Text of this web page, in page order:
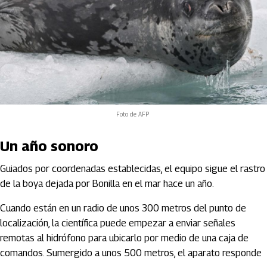
Foto de AFP
Un año sonoro
Guiados por coordenadas establecidas, el equipo sigue el rastro
de la boya dejada por Bonilla en el mar hace un año.
Cuando están en un radio de unos 300 metros del punto de
localización, la científica puede empezar a enviar señales
remotas al hidrófono para ubicarlo por medio de una caja de
comandos. Sumergido a unos 500 metros, el aparato responde